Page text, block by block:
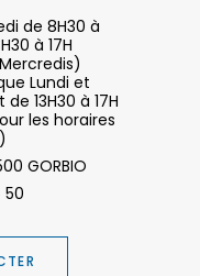
de 8H30 à
à 17H
Lundi et
13H30 à 17H
les horaires
GORBIO
50